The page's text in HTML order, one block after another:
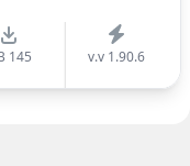
v.v 1.90.6
145 MB